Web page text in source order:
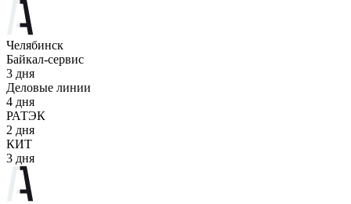
Челябинск
Байкал-сервис
3 дня
Деловые линии
4 дня
РАТЭК
2 дня
КИТ
3 дня